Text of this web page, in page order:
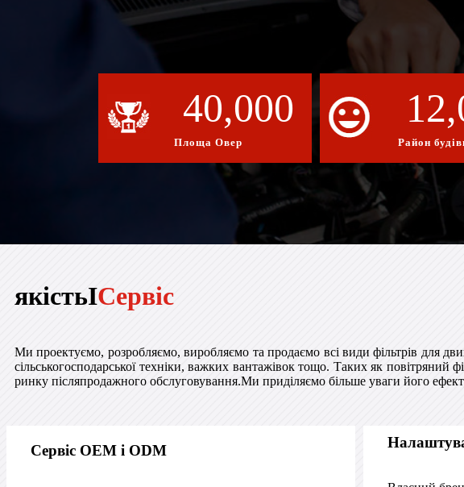
40,000
Площа Овер Район
якістьІСервіс
Ми проектуємо, розробляємо, виробляємо та продаємо всі види фільтрів для
сільськогосподарської техніки, важких вантажівок тощо. Таких як повітряний
ринку післяпродажного обслуговування.Ми приділяємо більше уваги його
Сервіс OEM і ODM